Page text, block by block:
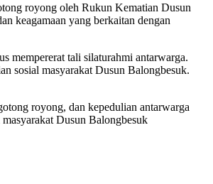
royong oleh Rukun Kematian Dusun
keagamaan yang berkaitan dengan
mempererat tali silaturahmi antarwarga.
sosial masyarakat Dusun Balongbesuk.
royong, dan kepedulian antarwarga
Dusun Balongbesuk